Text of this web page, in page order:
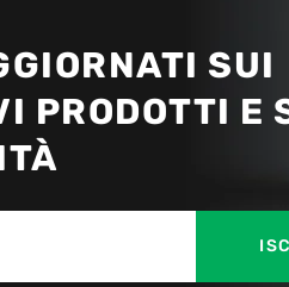
SUI
PRODOTTI E